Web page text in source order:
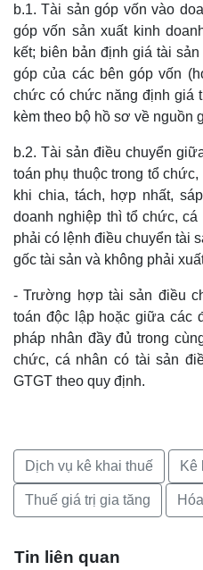
b.1. Tài sản góp vốn vào
góp vốn sản xuất kinh
kết; biên bản định giá tài
góp của các bên góp vốn
chức có chức năng định giá
kèm theo bộ hồ sơ về nguồn
b.2. Tài sản điều chuyển
toán phụ thuộc trong tổ
khi chia, tách, hợp nhất,
doanh nghiệp thì tổ chức,
phải có lệnh điều chuyển tài
gốc tài sản và không phải
- Trường hợp tài sản điều
toán độc lập hoặc giữa các
pháp nhân đầy đủ trong
chức, cá nhân có tài sản
GTGT theo quy định.
Dịch vụ kê khai thuế Kê
Thuế giá trị gia tăng
Tin liên quan